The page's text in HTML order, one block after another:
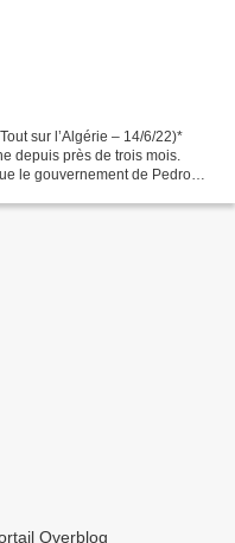
sur l’Algérie – 14/6/22)*
depuis près de trois mois.
le gouvernement de Pedro
Overblog